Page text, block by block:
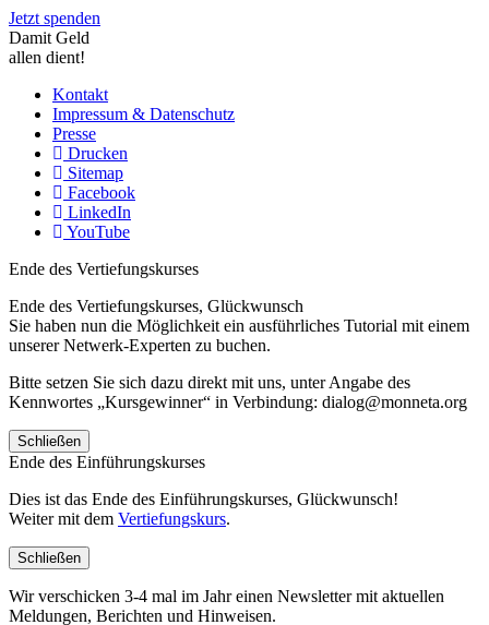
Jetzt spenden
Damit Geld
allen dient!
Kontakt
Impressum & Datenschutz
Presse
Drucken
Sitemap
Facebook
LinkedIn
YouTube
Ende des Vertiefungskurses
Ende des Vertiefungskurses, Glückwunsch
Sie haben nun die Möglichkeit ein ausführliches Tutorial mit einem
unserer Netwerk-Experten zu buchen.
Bitte setzen Sie sich dazu direkt mit uns, unter Angabe des
Kennwortes „Kursgewinner“ in Verbindung: dialog@monneta.org
Schließen
Ende des Einführungskurses
Dies ist das Ende des Einführungskurses, Glückwunsch!
Weiter mit dem Vertiefungskurs.
Schließen
Wir verschicken 3-4 mal im Jahr einen Newsletter mit aktuellen
Meldungen, Berichten und Hinweisen.